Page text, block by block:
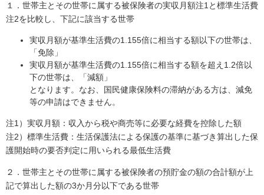
１．世帯主とその世帯に属する被保険者の実収月額注1と標準生活費
注2を比較し、下記に該当する世帯
実収月額が基準生活費の1.155倍に相当する額以下の世帯は、
「免除」
実収月額が基準生活費の1.155倍に相当する額を超え1.2倍以
下の世帯は、「減額」
となります。なお、国民健康保険料の滞納がある方は、減免
等の申請はできません。
注1）実収月額：収入から税や商売等に必要な経費を控除した額
注2）標準生活費：生活保護法による保護の基準に基づき算出した保
護開始時の要否判定に用いられる最低生活費
２．世帯主とその世帯に属する被保険者の預貯金の額の合計額が上
記で算出した額の3か月分以下である世帯